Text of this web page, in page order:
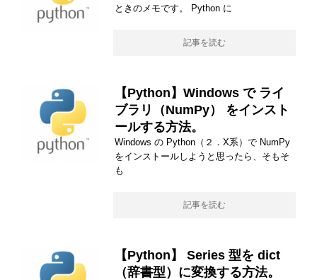
ときのメモです。 Python に
記事を読む
【Python】Windows で ライ
ブラリ（NumPy） をインスト
ールする方法。
Windows の Python（２．X系）で NumPy
をインストールしようと思ったら、そもそ
も
記事を読む
【Python】 Series 型を dict
（辞書型）に変換する方法。